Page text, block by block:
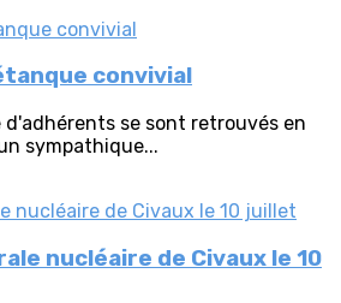
convivial
se sont retrouvés en
sympathique...
nucléaire de Civaux le 10